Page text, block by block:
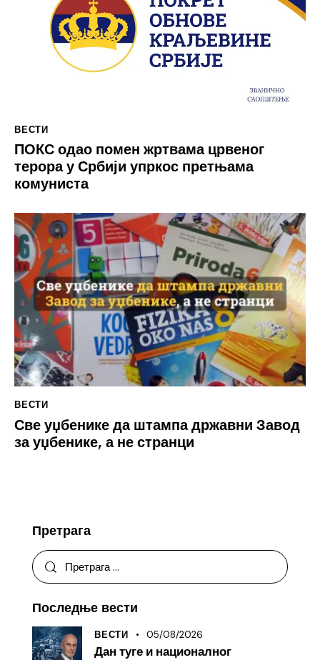
ВЕСТИ
ПОКС одао помен жртвама црвеног
терора у Србији упркос претњама
комуниста
ВЕСТИ
Све уџбенике да штампа државни Завод
за уџбенике, а не странци
Претрага
Последње вести
ВЕСТИ 05/08/2026
Дан туге и националног